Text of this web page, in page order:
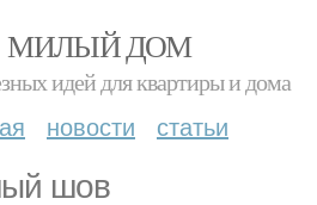
МИЛЫЙ ДОМ
идей для квартиры и дома
новости статьи
шов